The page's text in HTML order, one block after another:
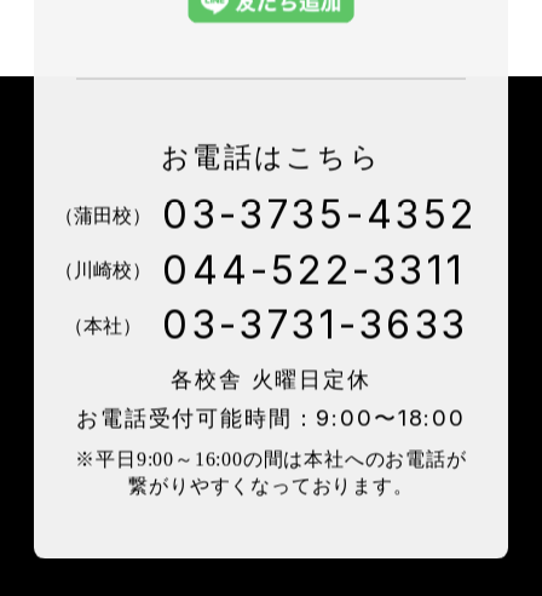
お電話はこちら
（蒲田校） 03-3735-4352
（川崎校） 044-522-3311
（本社） 03-3731-3633
各校舎 火曜日定休
お電話受付可能時間：9:00〜18:00
※平日9:00～16:00の間は本社へのお電話が
繋がりやすくなっております。